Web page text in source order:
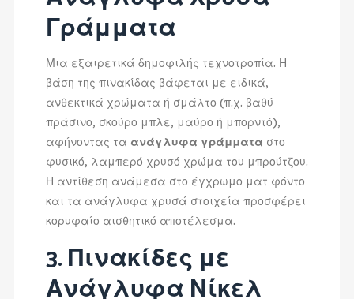
Γράμματα
Μια εξαιρετικά δημοφιλής τεχνοτροπία. Η
βάση της πινακίδας βάφεται με ειδικά,
ανθεκτικά χρώματα ή σμάλτο (π.χ. βαθύ
πράσινο, σκούρο μπλε, μαύρο ή μπορντό),
αφήνοντας τα ανάγλυφα γράμματα στο
φυσικό, λαμπερό χρυσό χρώμα του μπρούτζου.
Η αντίθεση ανάμεσα στο έγχρωμο ματ φόντο
και τα ανάγλυφα χρυσά στοιχεία προσφέρει
κορυφαίο αισθητικό αποτέλεσμα.
3. Πινακίδες με
Ανάγλυφα Νίκελ